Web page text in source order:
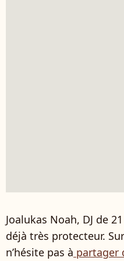
Joalukas Noah, DJ de
déjà très protecteur.
n’hésite pas à partager